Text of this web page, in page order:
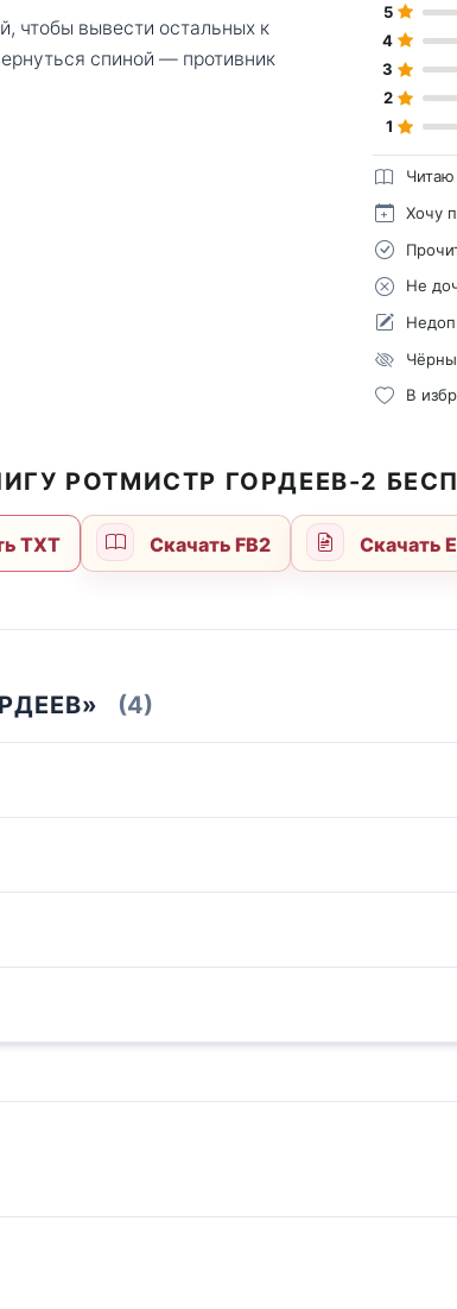
чтобы вывести остальных к
спиной — противник
5
4
3
2
1
Читаю
Хочу
Не
В
РОТМИСТР ГОРДЕЕВ-2
TXT Скачать FB2 Скачать
(4)